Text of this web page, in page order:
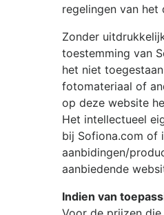
regelingen van het
Zonder
toestemming van
het niet
fotomateriaal of
op deze website
Het intellectueel
bij Sofiona.com of
aanbidingen/
aanbiedende
Indien van